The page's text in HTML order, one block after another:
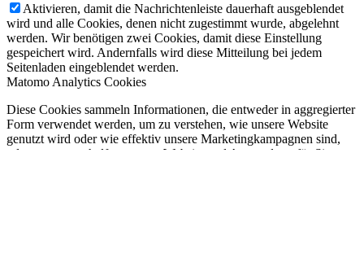
Aktivieren, damit die Nachrichtenleiste dauerhaft ausgeblendet
wird und alle Cookies, denen nicht zugestimmt wurde, abgelehnt
werden. Wir benötigen zwei Cookies, damit diese Einstellung
gespeichert wird. Andernfalls wird diese Mitteilung bei jedem
Seitenladen eingeblendet werden.
Matomo Analytics Cookies
Diese Cookies sammeln Informationen, die entweder in aggregierter
Form verwendet werden, um zu verstehen, wie unsere Website
genutzt wird oder wie effektiv unsere Marketingkampagnen sind,
oder um uns zu helfen, unsere Website und Anwendung für Sie